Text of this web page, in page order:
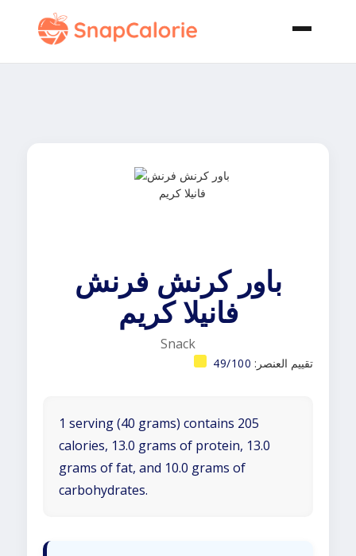
باور كرنش فرنش
فانيلا كريم
Snack
تقييم العنصر: 49/100
1 serving (40 grams) contains 205
calories, 13.0 grams of protein, 13.0
grams of fat, and 10.0 grams of
carbohydrates.